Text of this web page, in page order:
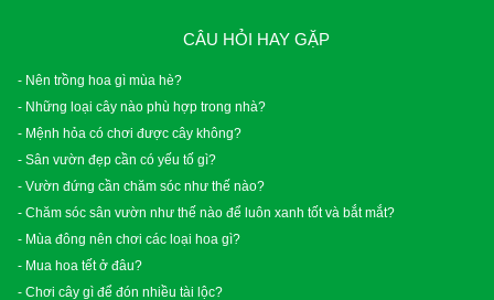
CÂU HỎI HAY GẶP
- Nên trồng hoa gì mùa hè?
- Những loại cây nào phù hợp trong nhà?
- Mệnh hỏa có chơi được cây không?
- Sân vườn đẹp cần có yếu tố gì?
- Vườn đứng cần chăm sóc như thế nào?
- Chăm sóc sân vườn như thế nào để luôn xanh tốt và bắt mắt?
- Mùa đông nên chơi các loại hoa gì?
- Mua hoa tết ở đâu?
- Chơi cây gì để đón nhiều tài lộc?